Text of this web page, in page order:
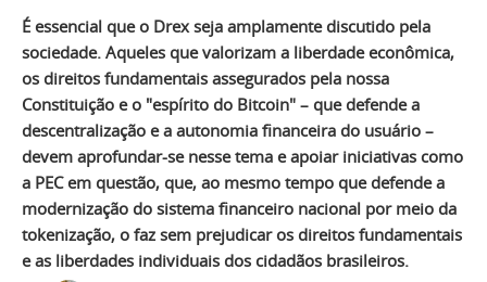
É essencial que o Drex seja amplamente discutido pela
sociedade. Aqueles que valorizam a liberdade econômica,
os direitos fundamentais assegurados pela nossa
Constituição e o "espírito do Bitcoin" – que defende a
descentralização e a autonomia financeira do usuário –
devem aprofundar-se nesse tema e apoiar iniciativas como
a PEC em questão, que, ao mesmo tempo que defende a
modernização do sistema financeiro nacional por meio da
tokenização, o faz sem prejudicar os direitos fundamentais
e as liberdades individuais dos cidadãos brasileiros.